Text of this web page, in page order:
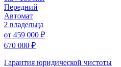
Передний
Автомат
2 владельца
от 459 000 ₽
670 000 ₽
Гарантия юридической чистоты